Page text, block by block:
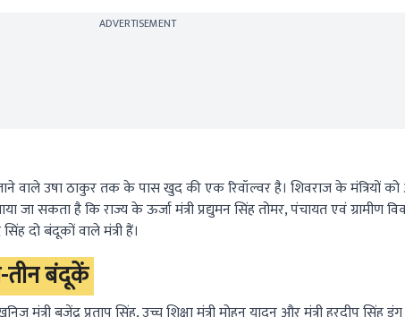
ADVERTISEMENT
वाले उषा ठाकुर तक के पास खुद की एक रिवॉल्वर है। शिवराज के मंत्रियों
सकता है कि राज्य के ऊर्जा मंत्री प्रद्युमन सिंह तोमर, पंचायत एवं ग्रामीण
दो बंदूकों वाले मंत्री हैं।
तीन बंदूकें